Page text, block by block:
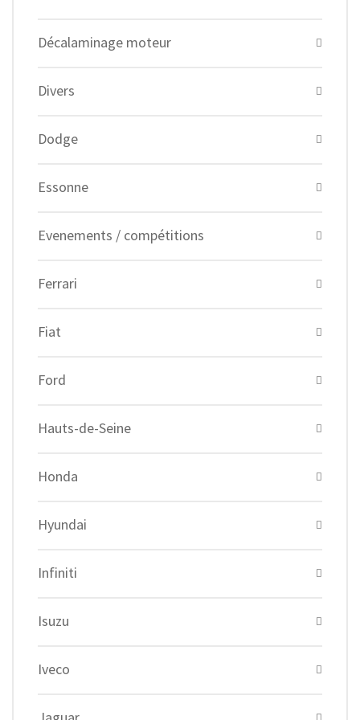
Décalaminage moteur
Divers
Dodge
Essonne
Evenements / compétitions
Ferrari
Fiat
Ford
Hauts-de-Seine
Honda
Hyundai
Infiniti
Isuzu
Iveco